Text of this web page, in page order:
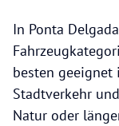
In Ponta
besten
Stadtverkehr
Natur oder